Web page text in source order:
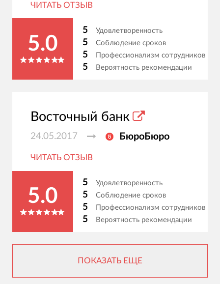
ЧИТАТЬ ОТЗЫВ
5.0
5 Удовлетворенность
5 Соблюдение сроков
5 Профессионализм сотрудников
5 Вероятность рекомендации
Восточный банк
24.05.2017 БюроБюро
ЧИТАТЬ ОТЗЫВ
5.0
5 Удовлетворенность
5 Соблюдение сроков
5 Профессионализм сотрудников
5 Вероятность рекомендации
ПОКАЗАТЬ ЕЩЕ